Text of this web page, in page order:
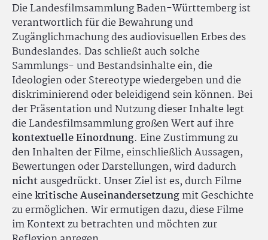
Die Landesfilmsammlung Baden-Württemberg ist
verantwortlich für die Bewahrung und
Zugänglichmachung des audiovisuellen Erbes des
Bundeslandes. Das schließt auch solche
Sammlungs- und Bestandsinhalte ein, die
Ideologien oder Stereotype wiedergeben und die
diskriminierend oder beleidigend sein können. Bei
der Präsentation und Nutzung dieser Inhalte legt
die Landesfilmsammlung großen Wert auf ihre
kontextuelle Einordnung. Eine Zustimmung zu
den Inhalten der Filme, einschließlich Aussagen,
Bewertungen oder Darstellungen, wird dadurch
nichtausgedrückt. Unser Ziel ist es, durch Filme
einekritische Auseinandersetzungmit Geschichte
zu ermöglichen. Wir ermutigen dazu, diese Filme
im Kontext zu betrachten und möchten zur